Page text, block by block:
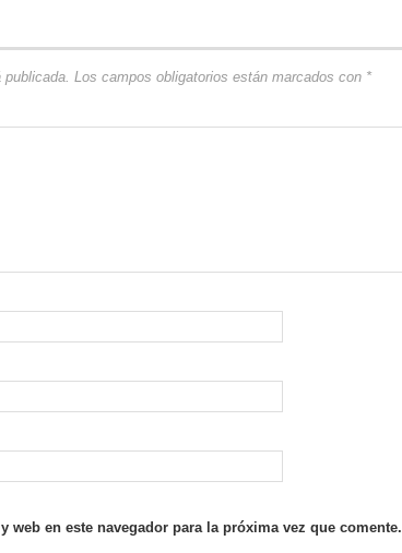
Los campos obligatorios están marcados con *
web en este navegador para la próxima vez que comente.